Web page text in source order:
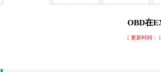
OBD在
[ 更新时间 ：